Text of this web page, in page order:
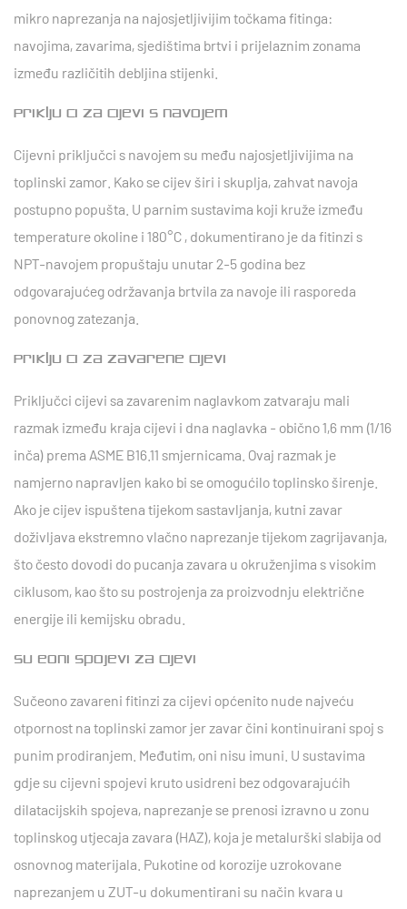
mikro naprezanja na najosjetljivijim točkama fitinga:
navojima, zavarima, sjedištima brtvi i prijelaznim zonama
između različitih debljina stijenki.
Priključci za cijevi s navojem
Cijevni priključci s navojem su među najosjetljivijima na
toplinski zamor. Kako se cijev širi i skuplja, zahvat navoja
postupno popušta. U parnim sustavima koji kruže između
temperature okoline i 180°C , dokumentirano je da fitinzi s
NPT-navojem propuštaju unutar 2-5 godina bez
odgovarajućeg održavanja brtvila za navoje ili rasporeda
ponovnog zatezanja.
Priključci za zavarene cijevi
Priključci cijevi sa zavarenim naglavkom zatvaraju mali
razmak između kraja cijevi i dna naglavka - obično1,6 mm (1/16
inča) prema ASME B16.11 smjernicama. Ovaj razmak je
namjerno napravljen kako bi se omogućilo toplinsko širenje.
Ako je cijev ispuštena tijekom sastavljanja, kutni zavar
doživljava ekstremno vlačno naprezanje tijekom zagrijavanja,
što često dovodi do pucanja zavara u okruženjima s visokim
ciklusom, kao što su postrojenja za proizvodnju električne
energije ili kemijsku obradu.
Sučeoni spojevi za cijevi
Sučeono zavareni fitinzi za cijevi općenito nude najveću
otpornost na toplinski zamor jer zavar čini kontinuirani spoj s
punim prodiranjem. Međutim, oni nisu imuni. U sustavima
gdje su cijevni spojevi kruto usidreni bez odgovarajućih
dilatacijskih spojeva, naprezanje se prenosi izravno u zonu
toplinskog utjecaja zavara (HAZ), koja je metalurški slabija od
osnovnog materijala. Pukotine od korozije uzrokovane
naprezanjem u ZUT-u dokumentirani su način kvara u